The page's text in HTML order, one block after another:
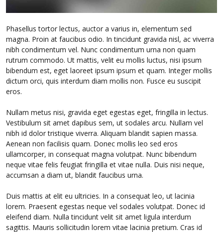
Phasellus tortor lectus, auctor a varius in, elementum sed
magna. Proin at faucibus odio. In tincidunt gravida nisl, ac viverra
nibh condimentum vel. Nunc condimentum urna non quam
rutrum commodo. Ut mattis, velit eu mollis luctus, nisi ipsum
bibendum est, eget laoreet ipsum ipsum et quam. Integer mollis
dictum orci, quis interdum diam mollis non. Fusce eu suscipit
eros.
Nullam metus nisi, gravida eget egestas eget, fringilla in lectus.
Vestibulum sit amet dapibus sem, ut sodales arcu. Nullam vel
nibh id dolor tristique viverra. Aliquam blandit sapien massa.
Aenean non facilisis quam. Donec mollis leo sed eros
ullamcorper, in consequat magna volutpat. Nunc bibendum
neque vitae felis feugiat fringilla et vitae nulla. Duis nisi neque,
accumsan a diam ut, blandit faucibus urna.
Duis mattis at elit eu ultricies. In a consequat leo, ut lacinia
lorem. Praesent egestas neque vel sodales volutpat. Donec id
eleifend diam. Nulla tincidunt velit sit amet ligula interdum
sagittis. Mauris sollicitudin lorem vitae lacinia pretium. Cras id